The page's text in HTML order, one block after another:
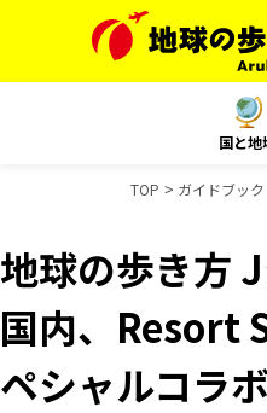
国と地
TOP ガイドブック
地球の歩き方
国内、Resort
ペシャルコラ